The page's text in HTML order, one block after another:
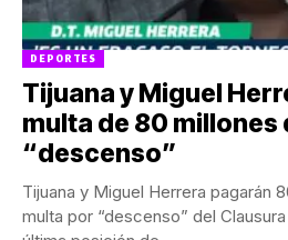
DEPORTES
Tijuana y Miguel
multa de 80 millones
“descenso”
Tijuana y Miguel Herrera pagarán
multa por “descenso” del